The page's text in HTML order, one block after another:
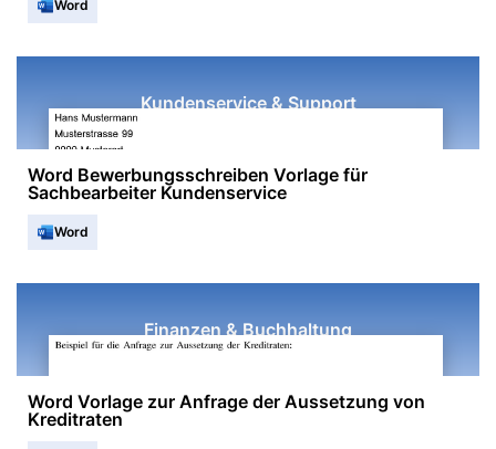
Word
Kundenservice & Support
Word Bewerbungsschreiben Vorlage für
Sachbearbeiter Kundenservice
Word
Finanzen & Buchhaltung
Word Vorlage zur Anfrage der Aussetzung von
Kreditraten